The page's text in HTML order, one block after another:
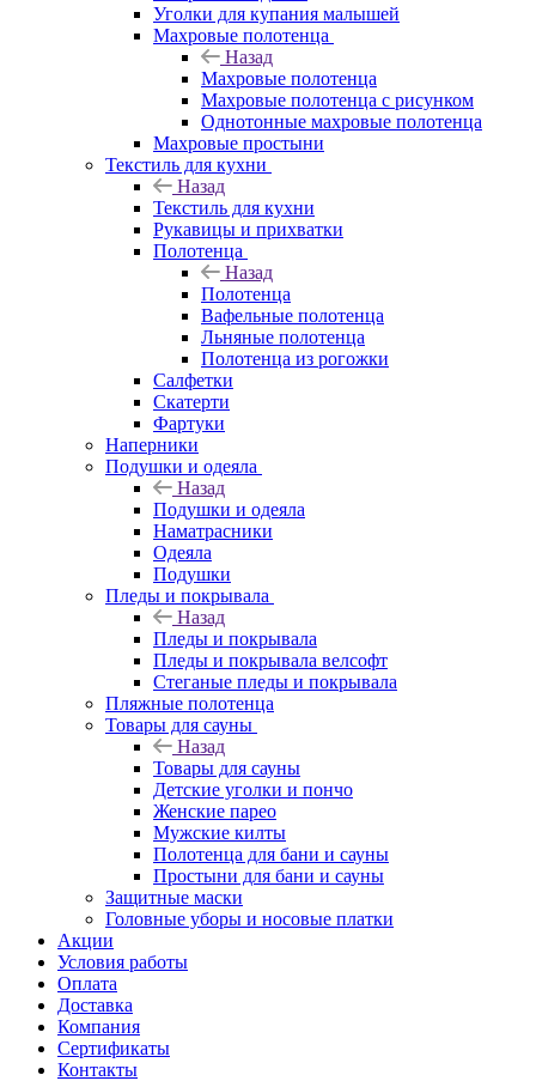
Уголки для купания малышей
Махровые полотенца
Назад
Махровые полотенца
Махровые полотенца с рисунком
Однотонные махровые полотенца
Махровые простыни
Текстиль для кухни
Назад
Текстиль для кухни
Рукавицы и прихватки
Полотенца
Назад
Полотенца
Вафельные полотенца
Льняные полотенца
Полотенца из рогожки
Салфетки
Скатерти
Фартуки
Наперники
Подушки и одеяла
Назад
Подушки и одеяла
Наматрасники
Одеяла
Подушки
Пледы и покрывала
Назад
Пледы и покрывала
Пледы и покрывала велсофт
Стеганые пледы и покрывала
Пляжные полотенца
Товары для сауны
Назад
Товары для сауны
Детские уголки и пончо
Женские парео
Мужские килты
Полотенца для бани и сауны
Простыни для бани и сауны
Защитные маски
Головные уборы и носовые платки
Акции
Условия работы
Оплата
Доставка
Компания
Сертификаты
Контакты